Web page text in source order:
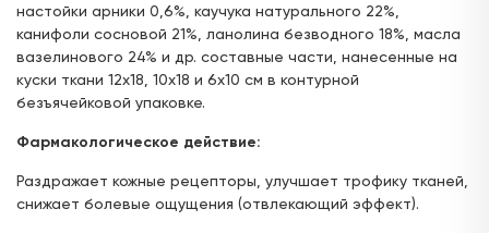
ул. Горького, д.17
24 часа
с 08:00 до 22:00
настойки арники 0,6%, каучука натурального 22%,
канифоли сосновой 21%, ланолина безводного 18%, масла
вазелинового 24% и др. составные части, нанесенные на
куски ткани 12х18, 10х18 и 6х10 см в контурной
безъячейковой упаковке.
Фармакологическое действие:
Раздражает кожные рецепторы, улучшает трофику тканей,
снижает болевые ощущения (отвлекающий эффект).